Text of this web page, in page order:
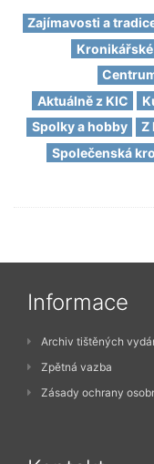
Zajímavosti a
Aktuálně z KIC
Spolky a hobby
Z
Společenská
Informace
Archiv tištěných
Zpětná vazba
Zásady ochrany